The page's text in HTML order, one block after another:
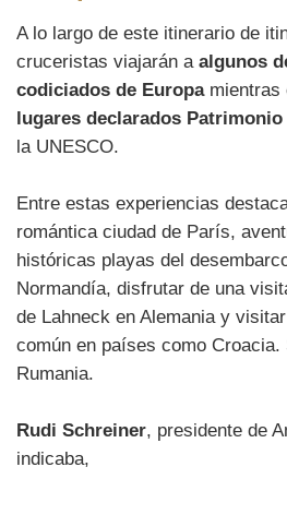
A lo largo de este itinerario de
cruceristas viajarán a algunos
codiciados de Europamientras
lugares declarados
la UNESCO.
Entre estas experiencias
romántica ciudad de París,
históricas playas del
Normandía, disfrutar de una
de Lahneck en Alemania y
común en países como Croacia.
Rumania.
Rudi Schreiner, presidente de
indicaba,